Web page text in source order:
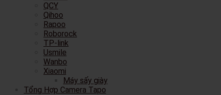
QCY
Qihoo
Rapoo
Roborock
TP-link
Usmile
Wanbo
Xiaomi
Máy sấy giày
Tổng Hợp Camera Tapo